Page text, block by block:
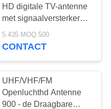
HD digitale TV-antenne
met signaalversterker
voor Smart TV en All TV
voor lokale kanalen
5.435 MOQ:500
CONTACT
UHF/VHF/FM
Openluchthd Antenne
900 - de Draagbare